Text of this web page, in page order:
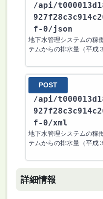
/api/
f-0/json
地下水管理システムの稼
テムからの排水量（平成
POST
/api/
f-0/xml
地下水管理システムの稼
テムからの排水量（平成
詳細情報